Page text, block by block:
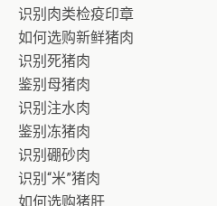
识别肉类检疫印章
如何选购新鲜猪肉
识别死猪肉
鉴别母猪肉
识别注水肉
鉴别冻猪肉
识别硼砂肉
识别“米”猪肉
如何选购猪肝